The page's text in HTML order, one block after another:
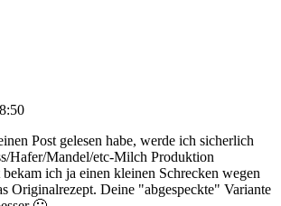
Post gelesen habe, werde ich sicherlich
Hafer/Mandel/etc-Milch Produktion
ich ja einen kleinen Schrecken wegen
Originalrezept. Deine "abgespeckte" Variante